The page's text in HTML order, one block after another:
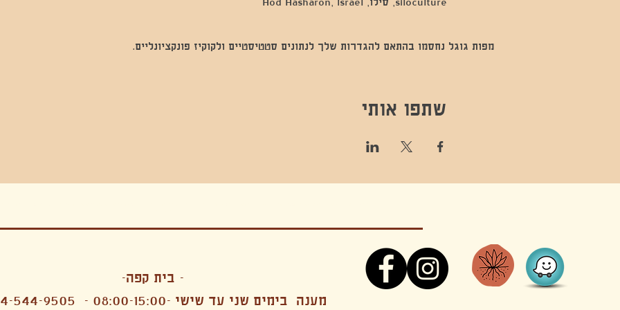
מפות גוגל נחסמו בהתאם להגדרות שלך לנתונים סטטיסטיים ולקוקיז פונקציונליים.
שתפו אותי
- בית קפה-
מענה בימים שני עד שישי -08:00-15:00 -
544-9505